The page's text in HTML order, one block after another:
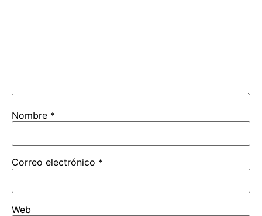
Nombre *
Correo electrónico *
Web